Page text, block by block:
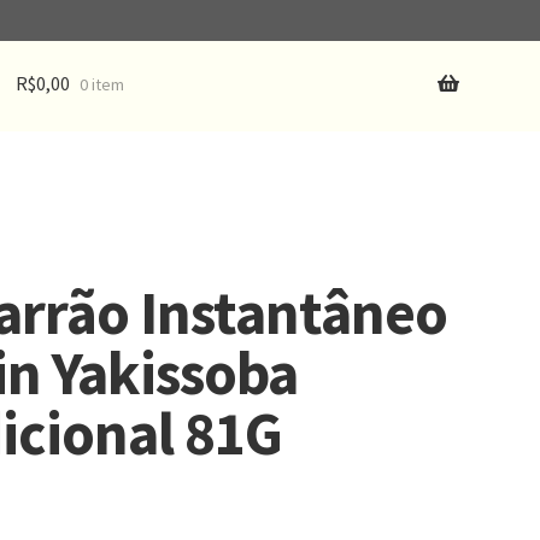
R$0,00 0 item
Instantâneo
Yakissoba
81G